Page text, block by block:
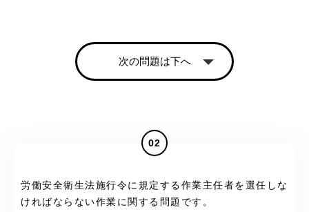
次の問題は下へ
02
労働安全衛生法施行令に規定する作業主任者を選任しな
ければならない作業に関する問題です。